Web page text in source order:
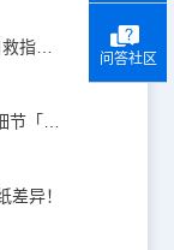
CAD无法复制到剪贴板怎么办？60秒自救指南！
怎么画CAD局部放大图？3分钟教你让细节「说话」！
差异！
问答社区